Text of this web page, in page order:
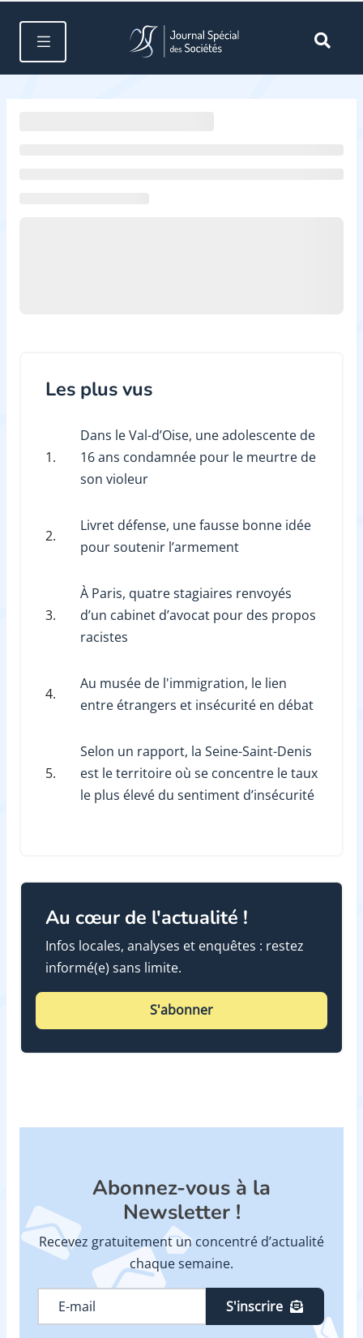
Les plus vus
1.
Dans le Val-d’Oise, une adolescente de
16 ans condamnée pour le meurtre de
son violeur
2.
Livret défense, une fausse bonne idée
pour soutenir l’armement
3.
À Paris, quatre stagiaires renvoyés
d’un cabinet d’avocat pour des propos
racistes
4.
Au musée de l'immigration, le lien
entre étrangers et insécurité en débat
5.
Selon un rapport, la Seine-Saint-Denis
est le territoire où se concentre le taux
le plus élevé du sentiment d’insécurité
Au cœur de l'actualité !
Infos locales, analyses et enquêtes : restez
informé(e) sans limite.
S'abonner
Abonnez-vous à la
Newsletter !
Recevez gratuitement un concentré d’actualité
chaque semaine.
S'inscrire